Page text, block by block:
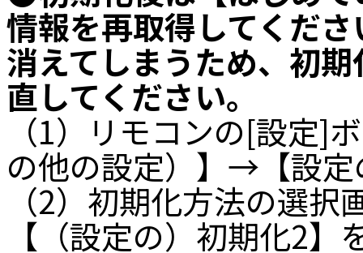
情報を再取得してくだ
消えてしまうため、初
直してください。
（1）リモコンの[設定]
の他の設定）】→【設定
（2）初期化方法の選
【（設定の）初期化2